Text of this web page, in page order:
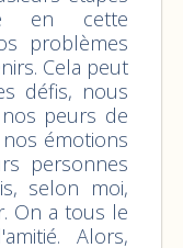
en cette
problèmes
Cela peut
défis, nous
peurs de
émotions
personnes
selon moi,
On a tous le
Alors,